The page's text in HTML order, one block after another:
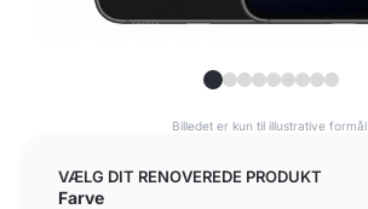
Billedet er kun til illustrative formål.
VÆLG DIT RENOVEREDE PRODUKT
Farve